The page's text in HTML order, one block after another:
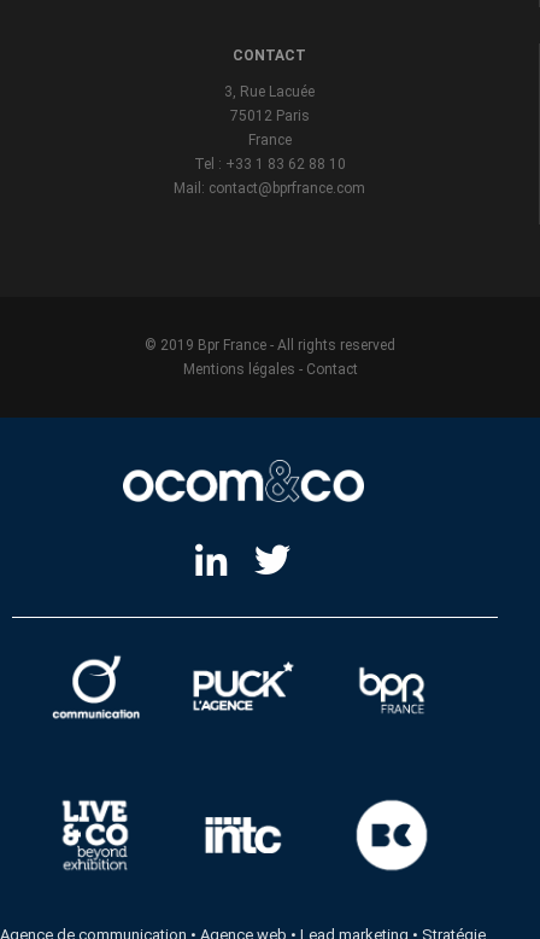
CONTACT
3, Rue Lacuée
75012 Paris
France
Tel : +33 1 83 62 88 10
Mail: contact@bprfrance.com
© 2019 Bpr France - All rights reserved
Mentions légales - Contact
Agence de communication •Agence web •Lead marketing • Stratégie